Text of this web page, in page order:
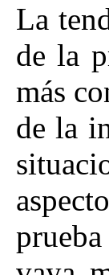
La
de la
más
de la